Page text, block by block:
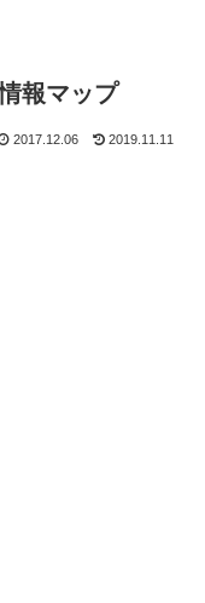
報マップ
2017.12.06 2019.11.11